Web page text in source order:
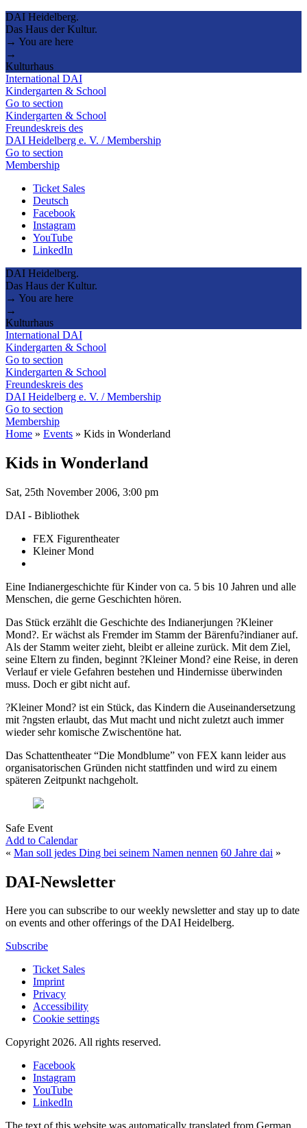
DAI Heidelberg.
Das Haus der Kultur.
→ You are here
→
Kulturhaus
International DAI
Kindergarten & School
Go to section
Kindergarten & School
Freundeskreis des
DAI Heidelberg e. V. / Membership
Go to section
Membership
Ticket Sales
Deutsch
Facebook
Instagram
YouTube
LinkedIn
DAI Heidelberg.
Das Haus der Kultur.
→ You are here
→
Kulturhaus
International DAI
Kindergarten & School
Go to section
Kindergarten & School
Freundeskreis des
DAI Heidelberg e. V. / Membership
Go to section
Membership
Home » Events » Kids in Wonderland
Kids in Wonderland
Sat, 25th November 2006, 3:00 pm
DAI - Bibliothek
FEX Figurentheater
Kleiner Mond
Eine Indianergeschichte für Kinder von ca. 5 bis 10 Jahren und alle
Menschen, die gerne Geschichten hören.
Das Stück erzählt die Geschichte des Indianerjungen ?Kleiner
Mond?. Er wächst als Fremder im Stamm der Bärenfu?indianer auf.
Als der Stamm weiter zieht, bleibt er alleine zurück. Mit dem Ziel,
seine Eltern zu finden, beginnt ?Kleiner Mond? eine Reise, in deren
Verlauf er viele Gefahren bestehen und Hindernisse überwinden
muss. Doch er gibt nicht auf.
?Kleiner Mond? ist ein Stück, das Kindern die Auseinandersetzung
mit ?ngsten erlaubt, das Mut macht und nicht zuletzt auch immer
wieder sehr komische Zwischentöne hat.
Das Schattentheater “Die Mondblume” von FEX kann leider aus
organisatorischen Gründen nicht stattfinden und wird zu einem
späteren Zeitpunkt nachgeholt.
Safe Event
Add to Calendar
« Man soll jedes Ding bei seinem Namen nennen 60 Jahre dai »
DAI-Newsletter
Here you can subscribe to our weekly newsletter and stay up to date
on events and other offerings of the DAI Heidelberg.
Subscribe
Ticket Sales
Imprint
Privacy
Accessibility
Cookie settings
Copyright 2026. All rights reserved.
Facebook
Instagram
YouTube
LinkedIn